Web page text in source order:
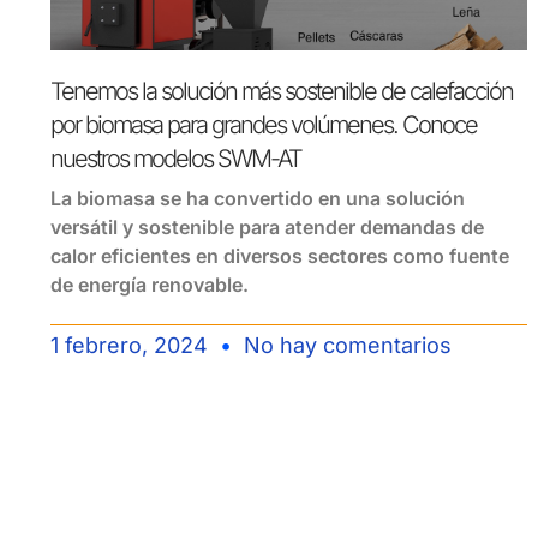
Tenemos la solución más sostenible de calefacción
por biomasa para grandes volúmenes. Conoce
nuestros modelos SWM-AT
La biomasa se ha convertido en una solución
versátil y sostenible para atender demandas de
calor eficientes en diversos sectores como fuente
de energía renovable.
1 febrero, 2024
No hay comentarios